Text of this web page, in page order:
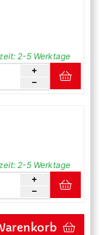
2-5 Werktage
2-5 Werktage